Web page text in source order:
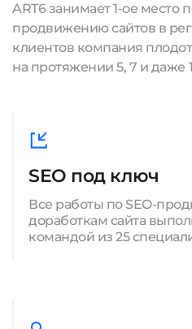
ART6 занимает 1-ое место
продвижению сайтов в
клиентов компания
на протяжении 5, 7 и даже
SEO под ключ
Все работы по SEO-
доработкам сайта
командой из 25